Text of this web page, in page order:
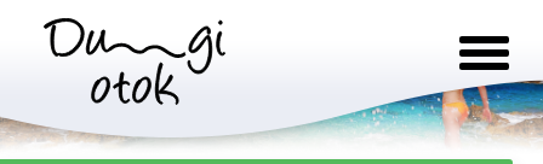
Zum Inhalt springen